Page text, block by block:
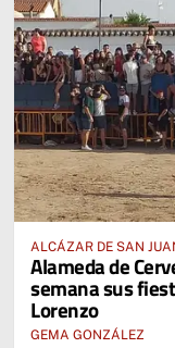
ALCÁZAR DE SAN
Alameda de
semana sus
Lorenzo
GEMA GONZÁLEZ